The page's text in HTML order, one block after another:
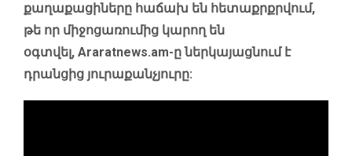
քաղաքացիները հաճախ են հետաքրքրվում,
թե որ միջոցառումից կարող են
օգտվել, Araratnews.am-ը ներկայացնում է
դրանցից յուրաքանչյուրը: